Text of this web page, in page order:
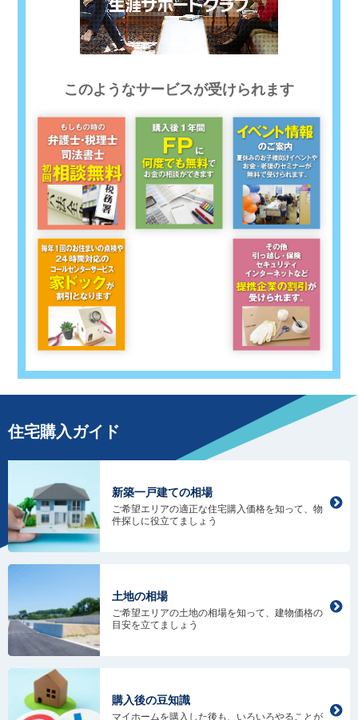
このようなサービスが受けられます
住宅購入ガイド
新築一戸建ての相場
ご希望エリアの適正な住宅購入価格を知って、物
件探しに役立てましょう
土地の相場
ご希望エリアの土地の相場を知って、建物価格の
目安を立てましょう
購入後の豆知識
マイホームを購入した後も、いろいろやることが